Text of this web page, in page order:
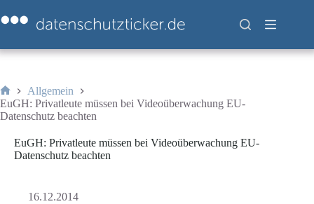
Inhalt
springen
Start
Allgemein
EuGH: Privatleute müssen bei Videoüberwachung EU-
Datenschutz beachten
EuGH: Privatleute müssen bei Videoüberwachung EU-
Datenschutz beachten
16.12.2014